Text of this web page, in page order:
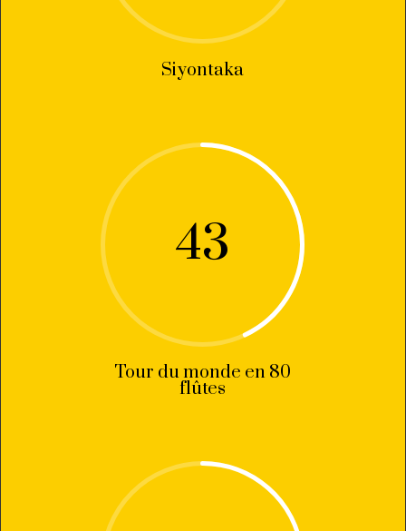
Siyontaka
43
Tour du monde en 80
flûtes